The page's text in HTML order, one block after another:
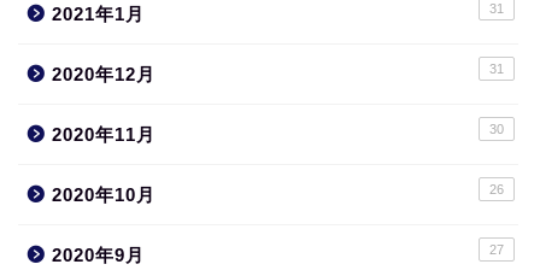
2021年1月 31
2020年12月 31
2020年11月 30
2020年10月 26
2020年9月 27